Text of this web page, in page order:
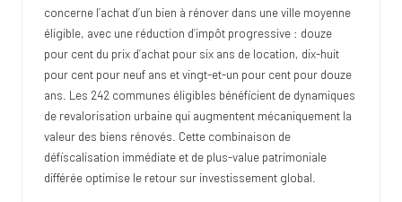
concerne l’achat d’un bien à rénover dans une ville moyenne
éligible, avec une réduction d’impôt progressive : douze
pour cent du prix d’achat pour six ans de location, dix-huit
pour cent pour neuf ans et vingt-et-un pour cent pour douze
ans. Les 242 communes éligibles bénéficient de dynamiques
de revalorisation urbaine qui augmentent mécaniquement la
valeur des biens rénovés. Cette combinaison de
défiscalisation immédiate et de plus-value patrimoniale
différée optimise le retour sur investissement global.